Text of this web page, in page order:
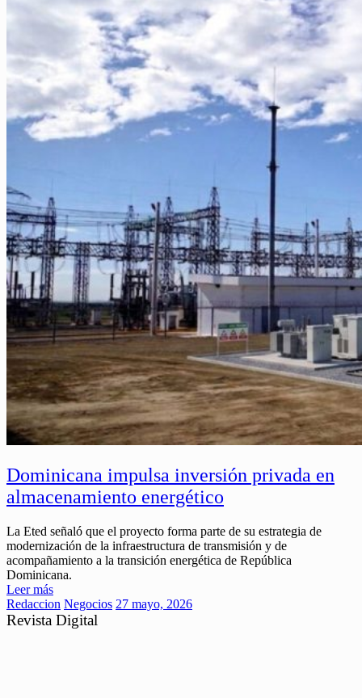
Dominicana impulsa inversión privada en
almacenamiento energético
La Eted señaló que el proyecto forma parte de su estrategia de
modernización de la infraestructura de transmisión y de
acompañamiento a la transición energética de República
Dominicana.
Leer más
Redaccion Negocios 27 mayo, 2026
Revista Digital